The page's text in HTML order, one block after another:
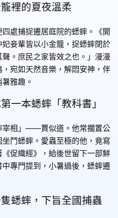
裡的夏夜溫柔
處捕捉遷居庭院的蟋蟀。《開
妾輩皆以小金籠，捉蟋蟀閉於
。庶民之家皆效之也。」漫漫
宛如天然音樂，解悶安神，伴
雅趣。
一本蟋蟀「教科書」
宰相」——賈似道。他常擱置公
鬥蟋蟀。愛蟲至極的他，竟寫
促織經》，給後世留下一部鮮
專門提到，小暑過後，蟋蟀遷
蟋蟀，下旨全國捕蟲